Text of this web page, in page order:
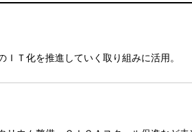
Ｔ化を推進していく取り組みに活用。